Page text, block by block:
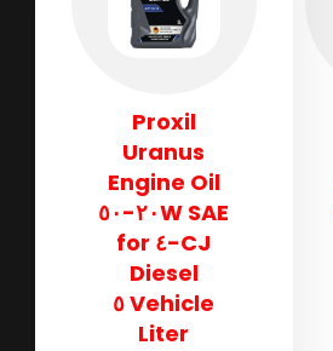
Proxil
Uranus
Engine Oil
SAE ٢٠W-٥٠
CJ-٤ for
Diesel
Vehicle ٥
Liter